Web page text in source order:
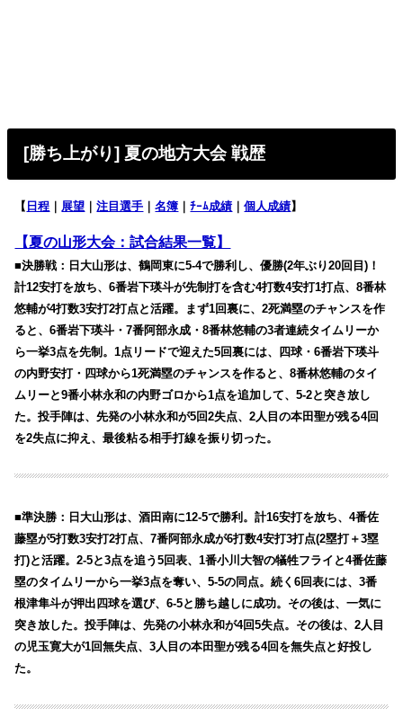
[勝ち上がり] 夏の地方大会 戦歴
【 日程 展望 ｜注目選手 ｜名簿 ｜ﾁｰﾑ成績 ｜個人成績】
【夏の山形大会：試合結果一覧】
■決勝戦：日大山形は、鶴岡東に5-4で勝利し、優勝(2年ぶり20回目)！
計12安打を放ち、6番岩下瑛斗が先制打を含む4打数4安打1打点、8番林
悠輔が4打数3安打2打点と活躍。まず1回裏に、2死満塁のチャンスを作
ると、6番岩下瑛斗・7番阿部永成・8番林悠輔の3者連続タイムリーか
ら一挙3点を先制。1点リードで迎えた5回裏には、四球・6番岩下瑛斗
の内野安打・四球から1死満塁のチャンスを作ると、8番林悠輔のタイ
ムリーと9番小林永和の内野ゴロから1点を追加して、5-2と突き放し
た。投手陣は、先発の小林永和が5回2失点、2人目の本田聖が残る4回
を2失点に抑え、最後粘る相手打線を振り切った。
■準決勝：日大山形は、酒田南に12-5で勝利。計16安打を放ち、4番佐
藤塁が5打数3安打2打点、7番阿部永成が6打数4安打3打点(2塁打＋3塁
打)と活躍。2-5と3点を追う5回表、1番小川大智の犠牲フライと4番佐藤
塁のタイムリーから一挙3点を奪い、5-5の同点。続く6回表には、3番
根津隼斗が押出四球を選び、6-5と勝ち越しに成功。その後は、一気に
突き放した。投手陣は、先発の小林永和が4回5失点。その後は、2人目
の児玉寛大が1回無失点、3人目の本田聖が残る4回を無失点と好投し
た。